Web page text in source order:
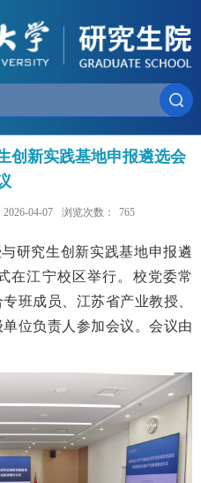
创新实践基地申报遴选会
04-07 浏览次数： 765
研究生创新实践基地申报遴
在江宁校区举行。校党委常
班成员、江苏省产业教授、
位负责人参加会议。会议由